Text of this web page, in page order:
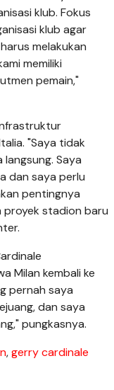
klub. Fokus
klub agar
melakukan
memiliki
pemain,"
"Saya tidak
Saya
dan saya perlu
pentingnya
proyek stadion baru
Milan kembali ke
pernah saya
dan saya
pungkasnya.
,gerry cardinale